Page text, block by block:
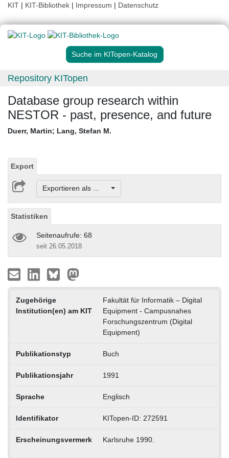
KIT | KIT-Bibliothek | Impressum | Datenschutz
Suche im KITopen-Katalog
Repository KITopen
Database group research within
NESTOR - past, presence, and future
Duerr, Martin; Lang, Stefan M.
Export
Exportieren als ...
Statistiken
Seitenaufrufe: 68
seit 26.05.2018
Zugehörige
Institution(en) am KIT
Fakultät für Informatik – Digital
Equipment - Campusnahes
Forschungszentrum (Digital
Equipment)
Publikationstyp Buch
Publikationsjahr 1991
Sprache Englisch
Identifikator KITopen-ID: 272591
Erscheinungsvermerk Karlsruhe 1990.